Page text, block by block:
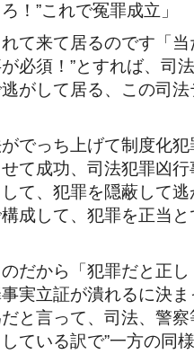
！”これで冤罪成立」
て来て居るのです「
必須！”とすれば、司
がして居る、この司
でっち上げて制度化
て成功、司法犯罪凶
て、犯罪を隠蔽して
成して、犯罪を正当
だから「犯罪だと正
実立証が潰れるに決
と言って、司法、警
ている訳で”一方の同